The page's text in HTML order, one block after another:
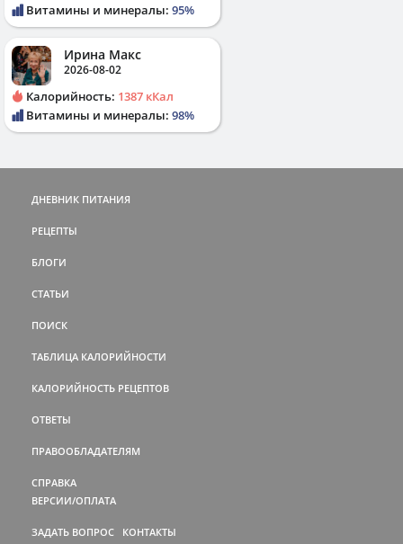
Витамины и минералы: 95%
Ирина Макс
2026-08-02
Калорийность: 1387 кКал
Витамины и минералы: 98%
ДНЕВНИК ПИТАНИЯ
РЕЦЕПТЫ
БЛОГИ
СТАТЬИ
ПОИСК
ТАБЛИЦА КАЛОРИЙНОСТИ
КАЛОРИЙНОСТЬ РЕЦЕПТОВ
ОТВЕТЫ
ПРАВООБЛАДАТЕЛЯМ
СПРАВКА
ВЕРСИИ/ОПЛАТА
ЗАДАТЬ ВОПРОС КОНТАКТЫ